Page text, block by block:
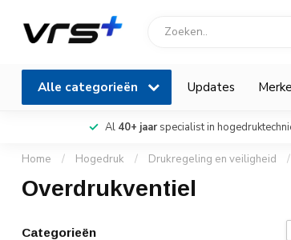
Alle categorieën Updates
Al 40+ jaarspecialist in
Home / Hogedruk / Drukregeling en veiligheid /
Overdrukventiel
Categorieën